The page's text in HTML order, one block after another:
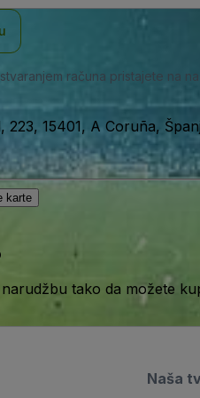
računa pristajete na
223, 15401, A Coruña,
karte
tako da možete
Naša